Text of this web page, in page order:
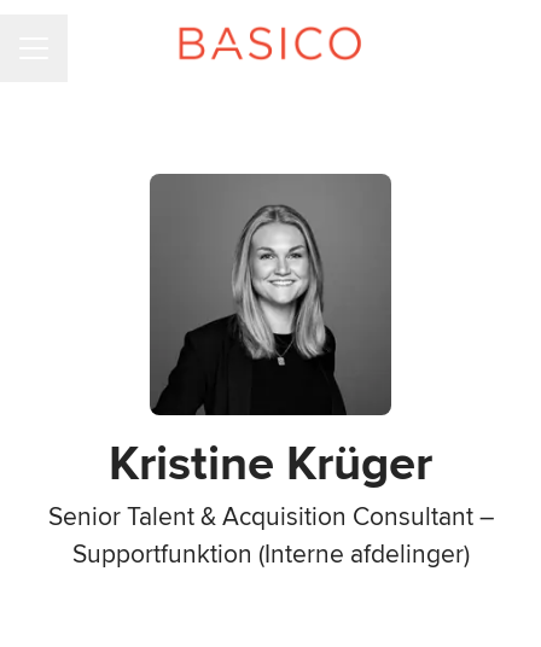
Kristine Krüger
Senior Talent & Acquisition Consultant –
Supportfunktion (Interne afdelinger)